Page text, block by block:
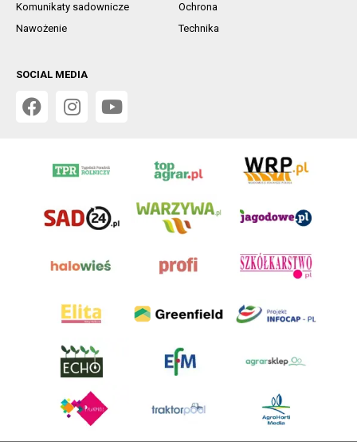
Komunikaty sadownicze
Ochrona
Nawożenie
Technika
SOCIAL MEDIA